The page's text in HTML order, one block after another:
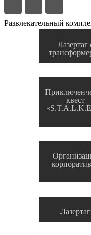
Развлекательный
Лазертаг
квест
Лазертаг